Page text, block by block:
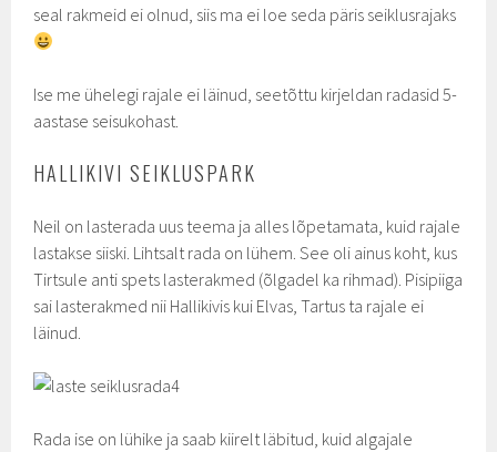
seal rakmeid ei olnud, siis ma ei loe seda päris seiklusrajaks
Ise me ühelegi rajale ei läinud, seetõttu kirjeldan radasid 5-
aastase seisukohast.
HALLIKIVI SEIKLUSPARK
Neil on lasterada uus teema ja alles lõpetamata, kuid rajale
lastakse siiski. Lihtsalt rada on lühem. See oli ainus koht, kus
Tirtsule anti spets lasterakmed (õlgadel ka rihmad). Pisipiiga
sai lasterakmed nii Hallikivis kui Elvas, Tartus ta rajale ei
läinud.
Rada ise on lühike ja saab kiirelt läbitud, kuid algajale